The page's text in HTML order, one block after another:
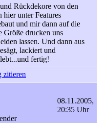
Rückdekore von den
hier unter Features
und mir dann auf die
Größe drucken uns
lassen. Und dann aus
lackiert und
fertig!
zitieren
08.11.2005,
20:35 Uhr